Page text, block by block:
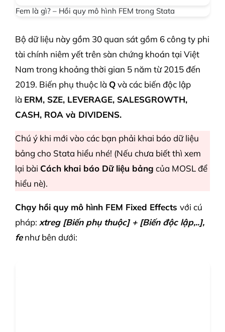
Fem là gì? – Hồi quy mô hình FEM trong Stata
Bộ dữ liệu này gồm 30 quan sát gồm 6 công ty phi
tài chính niêm yết trên sàn chứng khoán tại Việt
Nam trong khoảng thời gian 5 năm từ 2015 đến
2019. Biến phụ thuộc là Qvà các biến độc lập
là ERM, SZE, LEVERAGE, SALESGROWTH,
CASH, ROA và DIVIDENS.
Chú ý khi mới vào các bạn phải khai báo dữ liệu
bảng cho Stata hiểu nhé! (Nếu chưa biết thì xem
lại bài Cách khai báo Dữ liệu bảng của MOSL để
hiểu nè).
Chạy hồi quy mô hình FEM Fixed Effectsvới cú
pháp:xtreg [Biến phụ thuộc] + [Biến độc lập,..],
fenhư bên dưới: